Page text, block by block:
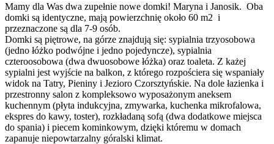
Mamy dla Was dwa zupełnie nowe domki! Maryna i Janosik. Oba
domki są identyczne, mają powierzchnię około 60 m2 i
przeznaczone są dla 7-9 osób.
Domki są piętrowe, na górze znajdują się: sypialnia trzyosobowa
(jedno łóżko podwójne i jedno pojedyncze), sypialnia
czteroosobowa (dwa dwuosobowe łóżka) oraz toaleta. Z każej
sypialni jest wyjście na balkon, z którego rozpościera się wspaniały
widok na Tatry, Pieniny i Jezioro Czorsztyńskie. Na dole łazienka i
przestronny salon z kompleksowo wyposażonym aneksem
kuchennym (płyta indukcyjna, zmywarka, kuchenka mikrofalowa,
ekspres do kawy, toster), rozkładaną sofą (dwa dodatkowe miejsca
do spania) i piecem kominkowym, dzięki któremu w domach
zapanuje niepowtarzalny góralski klimat.